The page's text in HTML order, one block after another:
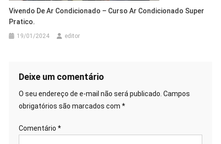
Vivendo De Ar Condicionado – Curso Ar Condicionado Super
Pratico.
19/01/2024 editor
Deixe um comentário
O seu endereço de e-mail não será publicado. Campos
obrigatórios são marcados com *
Comentário *